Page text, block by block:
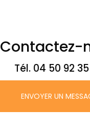
Contactez-
Tél. 04 50 92
ENVOYER UN